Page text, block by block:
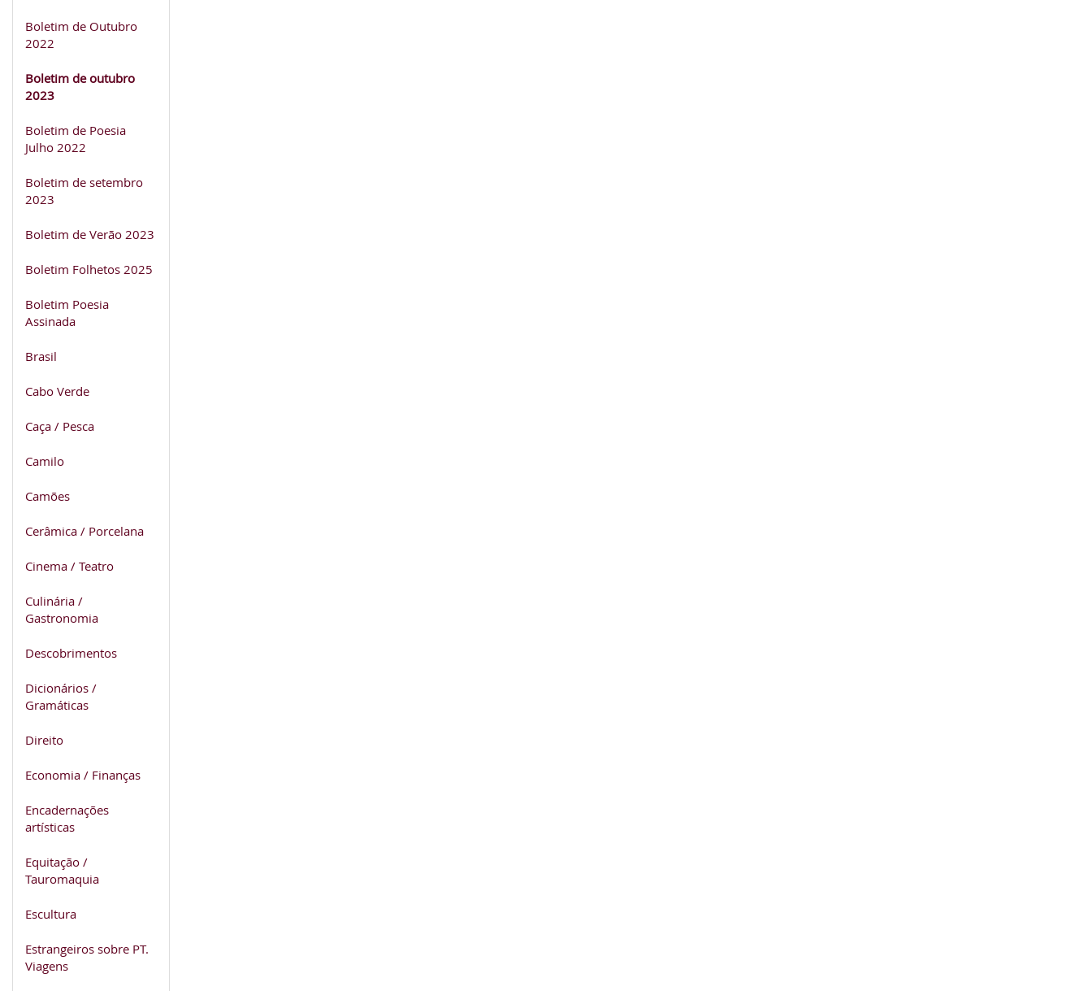
Boletim de Outubro
2022
Boletim de outubro
2023
Boletim de Poesia
Julho 2022
Boletim de setembro
2023
Boletim de Verão 2023
Boletim Folhetos 2025
Boletim Poesia
Assinada
Brasil
Cabo Verde
Caça / Pesca
Camilo
Camões
Cerâmica / Porcelana
Cinema / Teatro
Culinária /
Gastronomia
Descobrimentos
Dicionários /
Gramáticas
Direito
Economia / Finanças
Encadernações
artísticas
Equitação /
Tauromaquia
Escultura
Estrangeiros sobre PT.
Viagens